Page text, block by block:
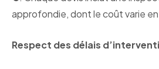
approfondie, dont le coût varie
Respect des délais